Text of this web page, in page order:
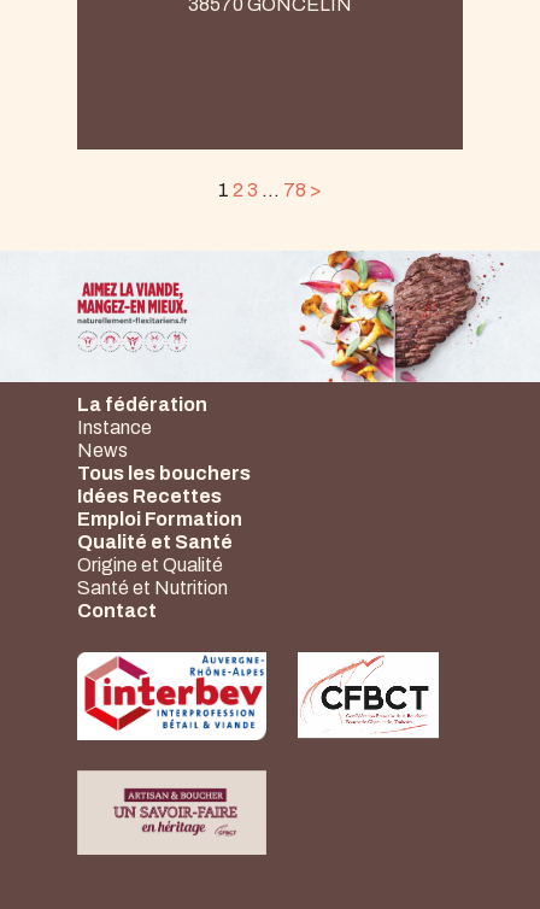
38570 GONCELIN
1 2 3 … 78 >
La fédération
Instance
News
Tous les bouchers
Idées Recettes
Emploi Formation
Qualité et Santé
Origine et Qualité
Santé et Nutrition
Contact